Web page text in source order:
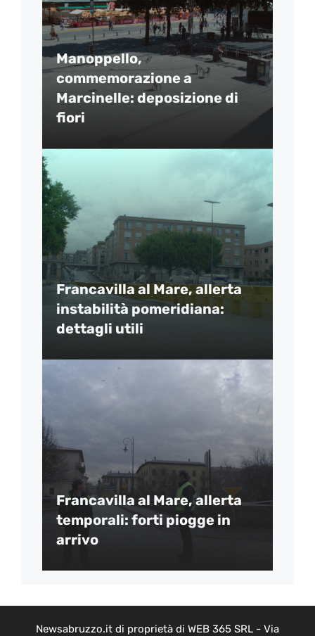
Manoppello,
commemorazione a
Marcinelle: deposizione di
fiori
Francavilla al Mare, allerta
instabilità pomeridiana:
dettagli utili
Francavilla al Mare, allerta
temporali: forti piogge in
arrivo
Newsabruzzo.it di proprietà di WEB 365 SRL - Via